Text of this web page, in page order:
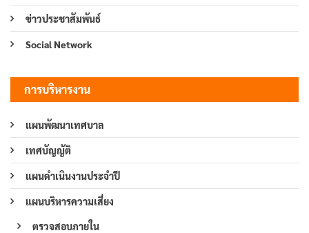
ข่าวประชาสัมพันธ์
Social Network
การบริหารงาน
แผนพัฒนาเทศบาล
เทศบัญญัติ
แผนดำเนินงานประจำปี
แผนบริหารความเสี่ยง
ตรวจสอบภายใน